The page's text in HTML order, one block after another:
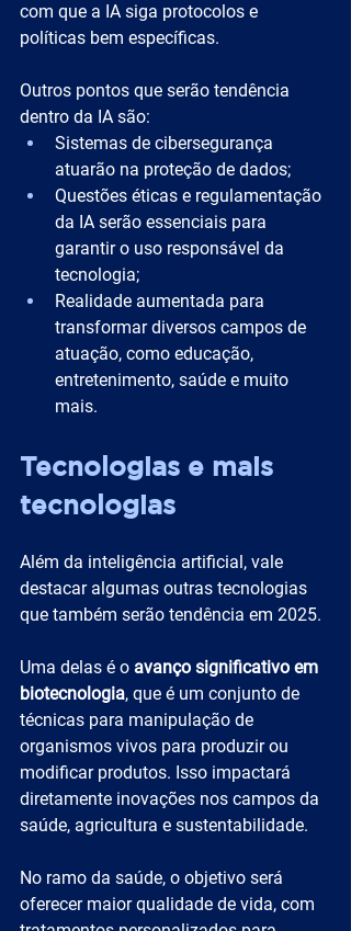
com que a IA siga protocolos e
políticas bem específicas.
Outros pontos que serão tendência
dentro da IA são:
Sistemas de cibersegurança
atuarão na proteção de dados;
Questões éticas e regulamentação
da IA serão essenciais para
garantir o uso responsável da
tecnologia;
Realidade aumentada para
transformar diversos campos de
atuação, como educação,
entretenimento, saúde e muito
mais.
Tecnologias e mais
tecnologias
Além da inteligência artificial, vale
destacar algumas outras tecnologias
que também serão tendência em 2025.
Uma delas é o avanço significativo em
biotecnologia, que é um conjunto de
técnicas para manipulação de
organismos vivos para produzir ou
modificar produtos. Isso impactará
diretamente inovações nos campos da
saúde, agricultura e sustentabilidade.
No ramo da saúde, o objetivo será
oferecer maior qualidade de vida, com